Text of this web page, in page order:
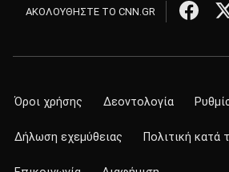
ΑΚΟΛΟΥΘΗΣΤΕ ΤΟ CNN.GR
Όροι χρήσης Δεοντολογία
Δήλωση εχεμύθειας Πολιτική κατά